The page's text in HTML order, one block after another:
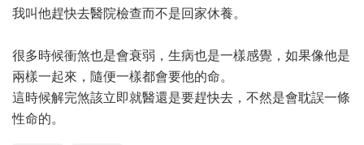
我叫他趕快去醫院檢查而不是回家休養。
很多時候衝煞也是會衰弱，生病也是一樣感覺，如果像他是
兩樣一起來，隨便一樣都會要他的命。
這時候解完煞該立即就醫還是要趕快去，不然是會耽誤一條
性命的。